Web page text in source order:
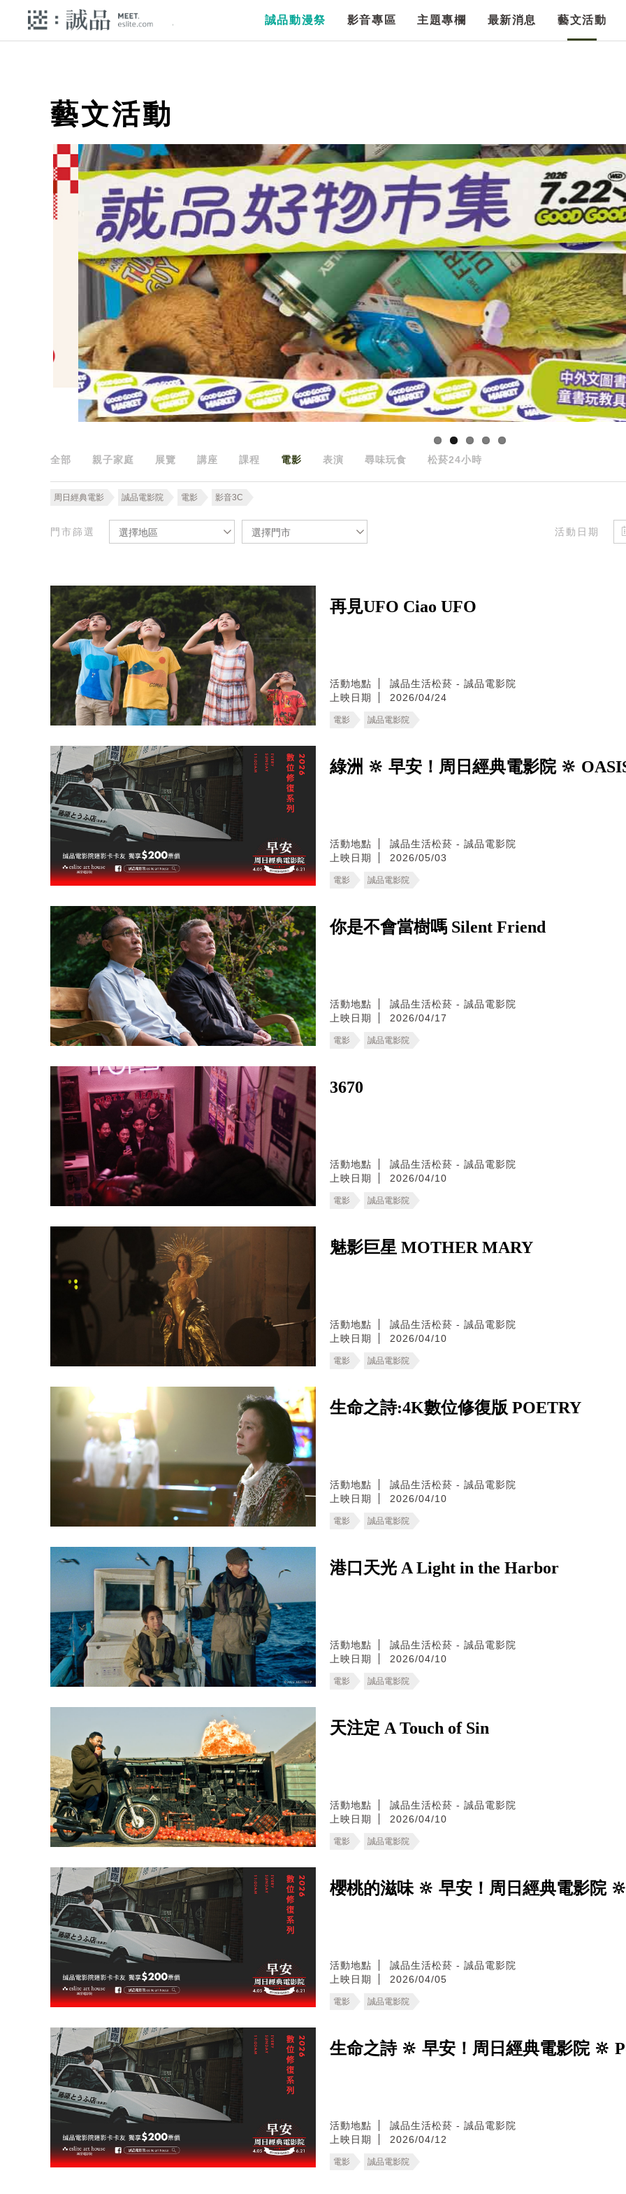
誠品動漫祭 影音專區 主題專欄 最新消息 藝文活動
藝文活動
全部 親子家庭 展覽 講座 課程 電影 表演 尋味玩食 松菸24小時
周日經典電影 誠品電影院 電影 影音3C
門市篩選 選擇地區 選擇門市 活動日期
再見UFO Ciao UFO
活動地點
誠品生活松菸 - 誠品電影院
上映日期
2026/04/24
電影 誠品電影院
綠洲 🔆 早安！周日經典電影院 🔆
活動地點
誠品生活松菸 - 誠品電影院
上映日期
2026/05/03
電影 誠品電影院
你是不會當樹嗎 Silent Friend
活動地點
誠品生活松菸 - 誠品電影院
上映日期
2026/04/17
電影 誠品電影院
3670
活動地點
誠品生活松菸 - 誠品電影院
上映日期
2026/04/10
電影 誠品電影院
魅影巨星 MOTHER MARY
活動地點
誠品生活松菸 - 誠品電影院
上映日期
2026/04/10
電影 誠品電影院
生命之詩:4K數位修復版 POETRY
活動地點
誠品生活松菸 - 誠品電影院
上映日期
2026/04/10
電影 誠品電影院
港口天光 A Light in the Harbor
活動地點
誠品生活松菸 - 誠品電影院
上映日期
2026/04/10
電影 誠品電影院
天注定 A Touch of Sin
活動地點
誠品生活松菸 - 誠品電影院
上映日期
2026/04/10
電影 誠品電影院
櫻桃的滋味 🔆 早安！周日經典電影院
活動地點
誠品生活松菸 - 誠品電影院
上映日期
2026/04/05
電影 誠品電影院
生命之詩 🔆 早安！周日經典電影院 🔆
活動地點
誠品生活松菸 - 誠品電影院
上映日期
2026/04/12
電影 誠品電影院